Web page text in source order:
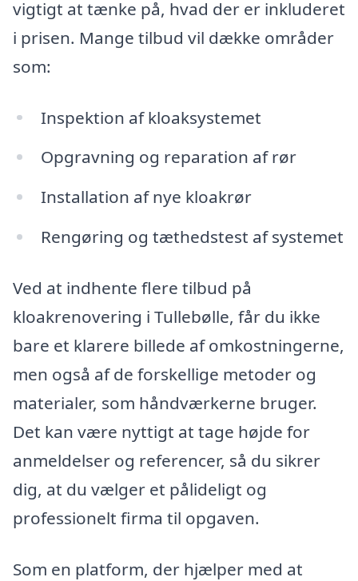
vigtigt at tænke på, hvad der er inkluderet
i prisen. Mange tilbud vil dække områder
som:
Inspektion af kloaksystemet
Opgravning og reparation af rør
Installation af nye kloakrør
Rengøring og tæthedstest af systemet
Ved at indhente flere tilbud på
kloakrenovering i Tullebølle, får du ikke
bare et klarere billede af omkostningerne,
men også af de forskellige metoder og
materialer, som håndværkerne bruger.
Det kan være nyttigt at tage højde for
anmeldelser og referencer, så du sikrer
dig, at du vælger et pålideligt og
professionelt firma til opgaven.
Som en platform, der hjælper med at